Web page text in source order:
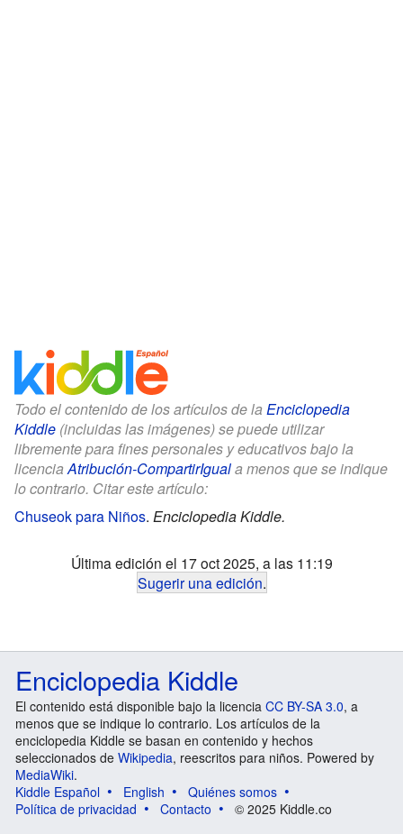
Todo el contenido de los artículos de la Enciclopedia
Kiddle (incluidas las imágenes) se puede utilizar
libremente para fines personales y educativos bajo la
licencia Atribución-CompartirIguala menos que se indique
lo contrario. Citar este artículo:
Chuseok para Niños. Enciclopedia Kiddle.
Última edición el 17 oct 2025, a las 11:19
Sugerir una edición.
Enciclopedia Kiddle
El contenido está disponible bajo la licencia CC BY-SA 3.0, a
menos que se indique lo contrario. Los artículos de la
enciclopedia Kiddle se basan en contenido y hechos
seleccionados de Wikipedia, reescritos para niños. Powered by
MediaWiki.
Kiddle Español
English
Quiénes somos
Política de privacidad
Contacto © 2025 Kiddle.co